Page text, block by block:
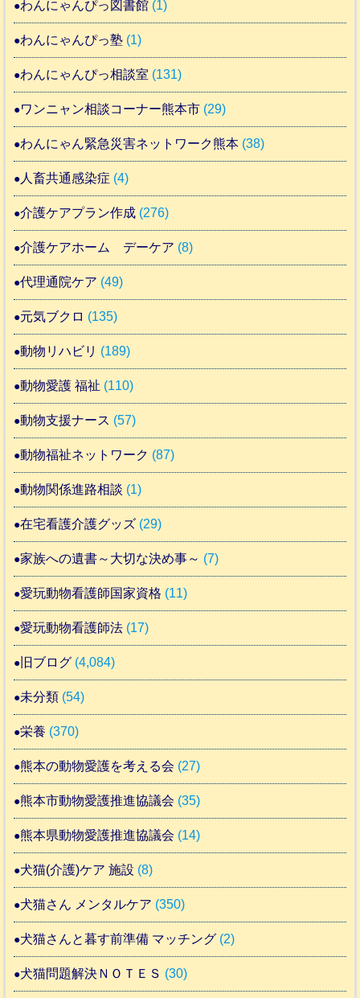
わんにゃんぴっ図書館 (1)
わんにゃんぴっ塾 (1)
わんにゃんぴっ相談室 (131)
ワンニャン相談コーナー熊本市 (29)
わんにゃん緊急災害ネットワーク熊本 (38)
人畜共通感染症 (4)
介護ケアプラン作成 (276)
介護ケアホーム デーケア (8)
代理通院ケア (49)
元気ブクロ (135)
動物リハビリ (189)
動物愛護 福祉 (110)
動物支援ナース (57)
動物福祉ネットワーク (87)
動物関係進路相談 (1)
在宅看護介護グッズ (29)
家族への遺書～大切な決め事～ (7)
愛玩動物看護師国家資格 (11)
愛玩動物看護師法 (17)
旧ブログ (4,084)
未分類 (54)
栄養 (370)
熊本の動物愛護を考える会 (27)
熊本市動物愛護推進協議会 (35)
熊本県動物愛護推進協議会 (14)
犬猫(介護)ケア 施設 (8)
犬猫さん メンタルケア (350)
犬猫さんと暮す前準備 マッチング (2)
犬猫問題解決ＮＯＴＥＳ (30)